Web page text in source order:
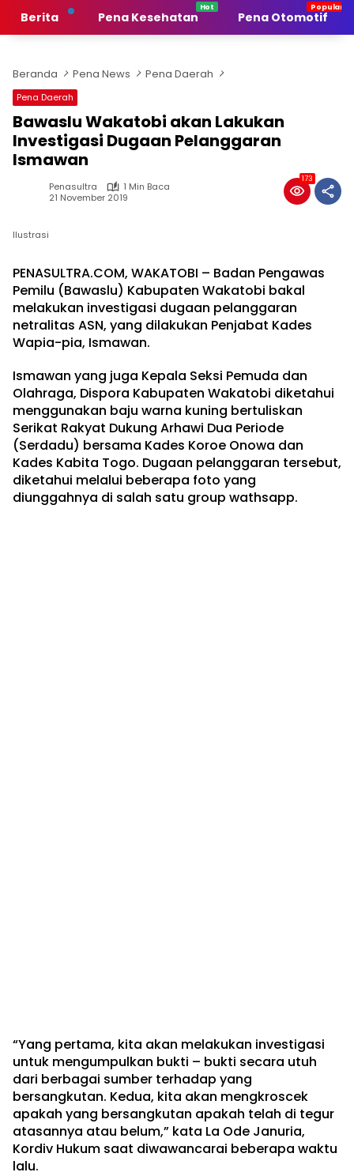
Berita Pena Kesehatan Pena Otomotif
Beranda Pena News Pena Daerah
Pena Daerah
Bawaslu Wakatobi akan Lakukan
Investigasi Dugaan Pelanggaran
Ismawan
Penasultra
1 Min Baca
21 November 2019
173
Ilustrasi
PENASULTRA.COM, WAKATOBI – Badan Pengawas
Pemilu (Bawaslu) Kabupaten Wakatobi bakal
melakukan investigasi dugaan pelanggaran
netralitas ASN, yang dilakukan Penjabat Kades
Wapia-pia, Ismawan.
Ismawan yang juga Kepala Seksi Pemuda dan
Olahraga, Dispora Kabupaten Wakatobi diketahui
menggunakan baju warna kuning bertuliskan
Serikat Rakyat Dukung Arhawi Dua Periode
(Serdadu) bersama Kades Koroe Onowa dan
Kades Kabita Togo. Dugaan pelanggaran tersebut,
diketahui melalui beberapa foto yang
diunggahnya di salah satu group wathsapp.
“Yang pertama, kita akan melakukan investigasi
untuk mengumpulkan bukti – bukti secara utuh
dari berbagai sumber terhadap yang
bersangkutan. Kedua, kita akan mengkroscek
apakah yang bersangkutan apakah telah di tegur
atasannya atau belum,” kata La Ode Januria,
Kordiv Hukum saat diwawancarai beberapa waktu
lalu.